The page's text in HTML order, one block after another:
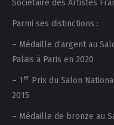
Sociétaire des Artistes
Parmi ses distinctions :
– Médaille d’argent au
Palais à Paris en 2020
– 1 er Prix du Salon
2015
– Médaille de bronze au